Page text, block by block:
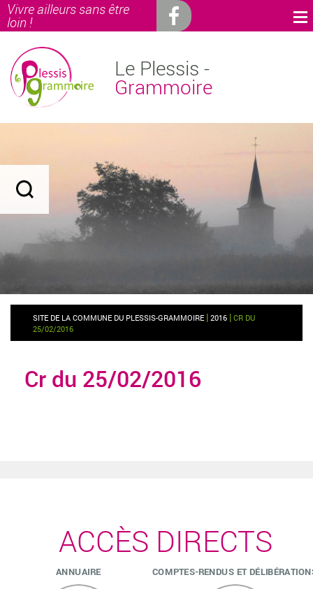
Vivre ailleurs sans être
loin !
Le Plessis -
Grammoire
SITE DE LA COMMUNE DU PLESSIS-GRAMMOIRE| 2016 | CR DU
25/02/2016
Cr du 25/02/2016
ACCÈS DIRECTS
ANNUAIRE COMPTES-RENDUS ET